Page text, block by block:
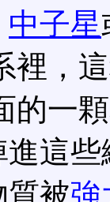
中子星
裡，
的一
這
被強